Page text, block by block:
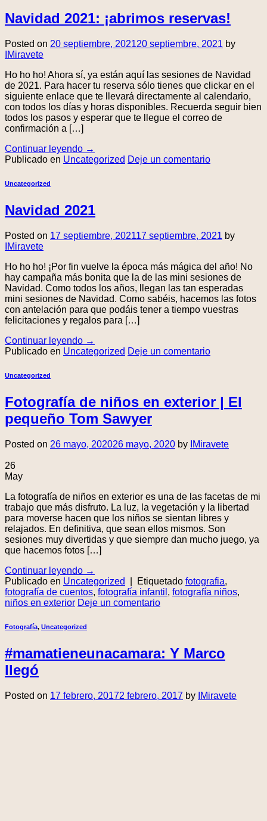
Navidad 2021: ¡abrimos reservas!
Posted on 20 septiembre, 202120 septiembre, 2021 by
IMiravete
Ho ho ho! Ahora sí, ya están aquí las sesiones de Navidad
de 2021. Para hacer tu reserva sólo tienes que clickar en el
siguiente enlace que te llevará directamente al calendario,
con todos los días y horas disponibles. Recuerda seguir bien
todos los pasos y esperar que te llegue el correo de
confirmación a […]
Continuar leyendo →
Publicado en Uncategorized Deje un comentario
Uncategorized
Navidad 2021
Posted on 17 septiembre, 202117 septiembre, 2021 by
IMiravete
Ho ho ho! ¡Por fin vuelve la época más mágica del año! No
hay campaña más bonita que la de las mini sesiones de
Navidad. Como todos los años, llegan las tan esperadas
mini sesiones de Navidad. Como sabéis, hacemos las fotos
con antelación para que podáis tener a tiempo vuestras
felicitaciones y regalos para […]
Continuar leyendo →
Publicado en Uncategorized Deje un comentario
Uncategorized
Fotografía de niños en exterior | El
pequeño Tom Sawyer
Posted on 26 mayo, 202026 mayo, 2020 by IMiravete
26
May
La fotografía de niños en exterior es una de las facetas de mi
trabajo que más disfruto. La luz, la vegetación y la libertad
para moverse hacen que los niños se sientan libres y
relajados. En definitiva, que sean ellos mismos. Son
sesiones muy divertidas y que siempre dan mucho juego, ya
que hacemos fotos […]
Continuar leyendo →
Publicado en Uncategorized Etiquetado fotografia,
fotografía de cuentos, fotografía infantil , fotografía niños,
niños en exterior Deje un comentario
Fotografía, Uncategorized
#mamatieneunacamara: Y Marco
llegó
Posted on 17 febrero, 20172 febrero, 2017 by IMiravete